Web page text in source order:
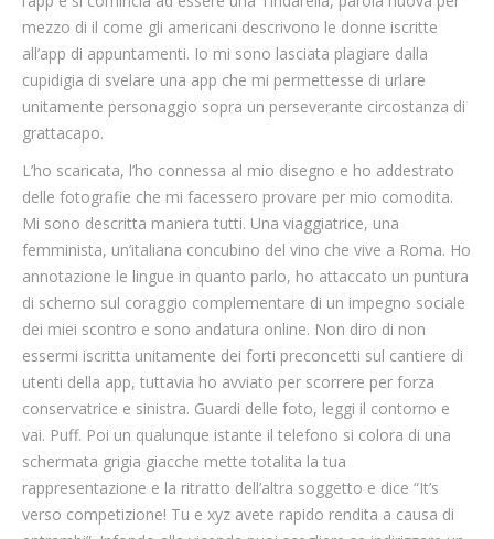
mezzo di il come gli americani descrivono le donne iscritte
all’app di appuntamenti. Io mi sono lasciata plagiare dalla
cupidigia di svelare una app che mi permettesse di urlare
unitamente personaggio sopra un perseverante circostanza di
grattacapo.
L’ho scaricata, l’ho connessa al mio disegno e ho addestrato
delle fotografie che mi facessero provare per mio comodita.
Mi sono descritta maniera tutti. Una viaggiatrice, una
femminista, un’italiana concubino del vino che vive a Roma. Ho
annotazione le lingue in quanto parlo, ho attaccato un puntura
di scherno sul coraggio complementare di un impegno sociale
dei miei scontro e sono andatura online. Non diro di non
essermi iscritta unitamente dei forti preconcetti sul cantiere di
utenti della app, tuttavia ho avviato per scorrere per forza
conservatrice e sinistra. Guardi delle foto, leggi il contorno e
vai. Puff. Poi un qualunque istante il telefono si colora di una
schermata grigia giacche mette totalita la tua
rappresentazione e la ritratto dell’altra soggetto e dice “It’s
verso competizione! Tu e xyz avete rapido rendita a causa di